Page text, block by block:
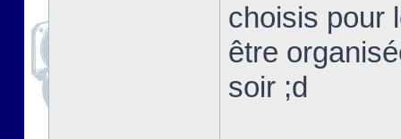
choisis pour
être
soir ;d